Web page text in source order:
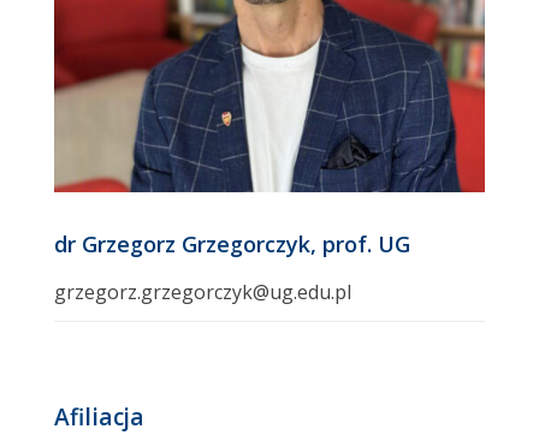
dr Grzegorz Grzegorczyk, prof. UG
grzegorz.grzegorczyk@ug.edu.pl
Afiliacja